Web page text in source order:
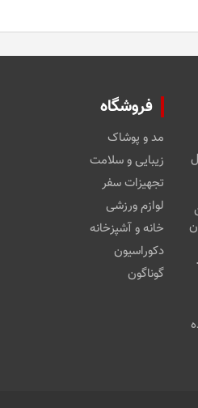
فروشگاه
مد و پوشاک
زیبایی و سلامت
تجهیزات سفر
لوازم ورزشی
خانه و آشپزخانه
دکوراسیون
گوناگون